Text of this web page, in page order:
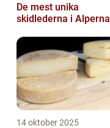
De mest unika
skidlederna i Alperna
14 oktober 2025